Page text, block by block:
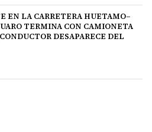
EN LA CARRETERA HUETAMO–
TERMINA CON CAMIONETA
DESAPARECE DEL